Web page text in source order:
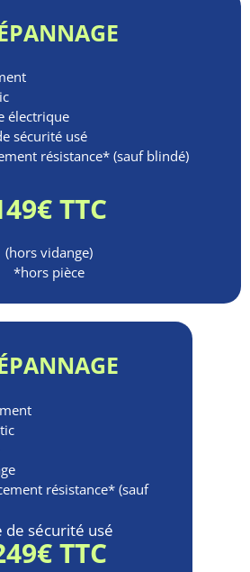
électrique
sécurité usé
résistance* (sauf blindé)
TTC
(hors vidange)
*hors pièce
résistance* (sauf
de sécurité usé
TTC